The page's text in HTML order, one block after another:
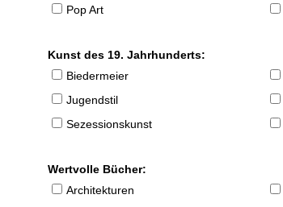
Pop Art
Kunst des 19. Jahrhunderts:
Biedermeier
Jugendstil
Sezessionskunst
Wertvolle Bücher:
Architekturen